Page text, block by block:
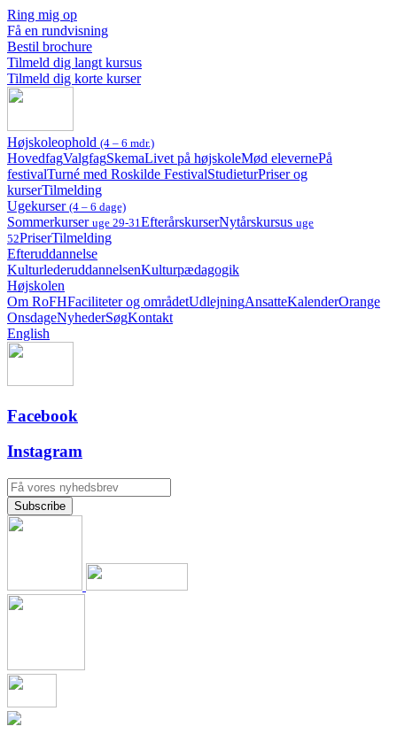
Ring mig op
Få en rundvisning
Bestil brochure
Tilmeld dig langt kursus
Tilmeld dig korte kurser
Højskoleophold (4 – 6 mdr.)
HovedfagValgfagSkemaLivet på højskoleMød elevernePå
festivalTurné med Roskilde FestivalStudieturPriser og
kurserTilmelding
Ugekurser (4 – 6 dage)
Sommerkurser uge 29-31EfterårskurserNytårskursus uge
52PriserTilmelding
Efteruddannelse
KulturlederuddannelsenKulturpædagogik
Højskolen
Om RoFHFaciliteter og områdetUdlejningAnsatteKalenderOrange
OnsdageNyhederSøgKontakt
English
Facebook
Instagram